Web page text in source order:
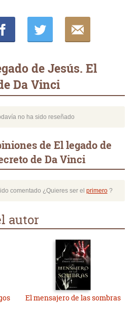
de Jesús. El
Da Vinci
no ha sido reseñado
de El legado de
de Da Vinci
comentado ¿Quieres ser el primero?
autor
El mensajero de las sombras